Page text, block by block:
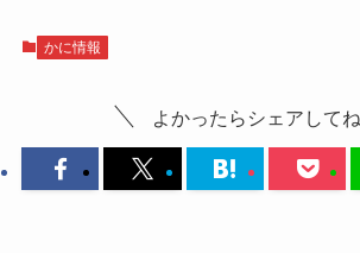
かに情報
よかったらシェアしてね